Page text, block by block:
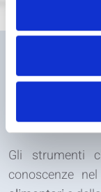
Gli strumenti
conoscenze